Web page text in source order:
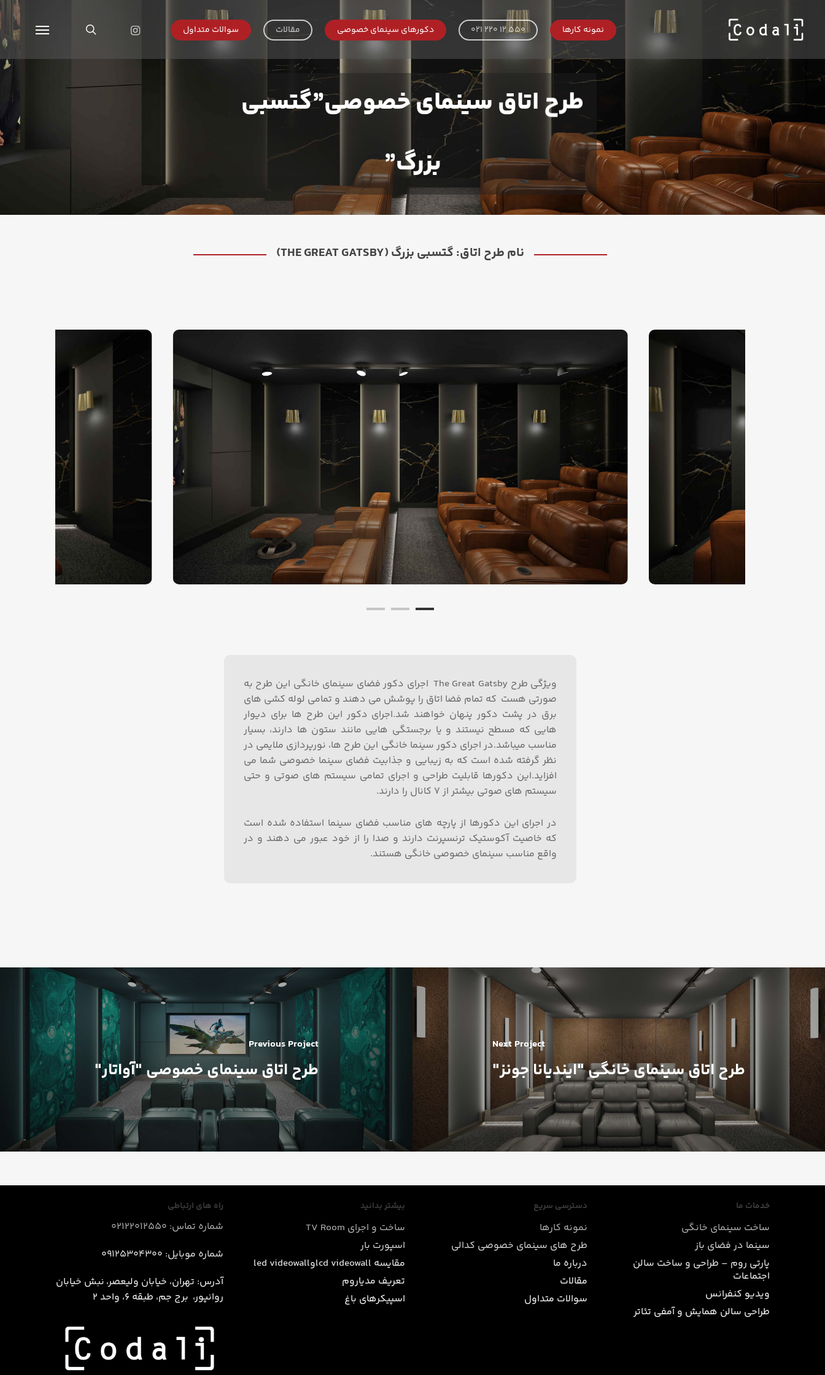
content نمونه کارها 021 220 12 550 دکورهای سینمای خصوصی مقالات سوالات متداول instagram
Menu
طرح اتاق سینمای خصوصی”گتسبی
بزرگ”
نام طرح اتاق: گتسبی بزرگ (THE GREAT GATSBY)
ویژگی طرح The Great Gatsby اجرای دکور فضای سینمای خانگی این طرح به
صورتی هست که تمام فضا اتاق را پوشش می دهند و تمامی لوله کشی­ های
برق در پشت دکور پنهان خواهند شد.اجرای دکور این طرح ها برای دیوار
هایی که مسطح نیستند و یا برجستگی هایی مانند ستون ها دارند، بسیار
مناسب می­باشد.در اجرای دکور سینما خانگی این طرح ها، نورپردازی ملایمی در
نظر گرفته شده ­است که به زیبایی و جذابیت فضای سینما خصوصی شما می
افزاید.این دکورها قابلیت طراحی و اجرای تمامی سیستم های صوتی و حتی
سیستم های صوتی بیشتر از 7 کانال را دارند.
در اجرای این دکورها از پارچه های مناسب فضای سینما استفاده شده است
که خاصیت آکوستیک ترنسپرنت دارند و صدا را از خود عبور می دهند و در
واقع مناسب سینمای خصوصی خانگی هستند.
Previous Project
طرح اتاق سینمای خصوصی "آواتار"
Next Project
طرح اتاق سینمای خانگی "ایندیانا جونز"
راه های ارتباطی
شماره تماس: 02122012550
شماره موبایل: 09125304300
آدرس: تهران، خیابان ولیعصر، نبش خيابان
روانپور، برج جم، طبقه 6، واحد 2
بیشتر بدانید
ساخت و اجرای TV Room
اسپورت بار
مقایسه lcd videowallوled videowall
تعریف مدیاروم
اسپیکرهای باغ
دسترسی سریع
نمونه کارها
طرح های سینمای خصوصی کدالی
درباره ما
مقالات
سوالات متداول
خدمات ما
ساخت سینمای خانگی
سینما در فضای باز
پارتی روم – طراحی و ساخت سالن
اجتماعات
ویدیو کنفرانس
طراحی سالن همایش و آمفی تئاتر